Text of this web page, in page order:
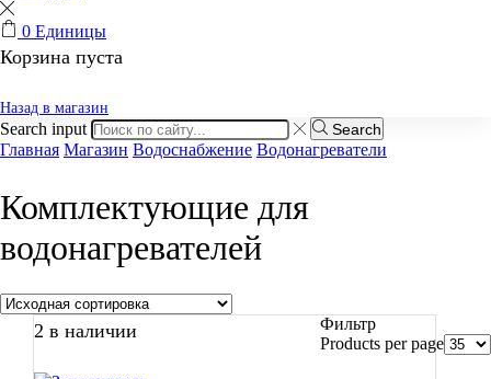
0 Единицы
Корзина пуста
Назад в магазин
Search input Search
Главная Магазин Водоснабжение Водонагреватели
Комплектующие для
водонагревателей
Фильтр
Products per page
2 в наличии